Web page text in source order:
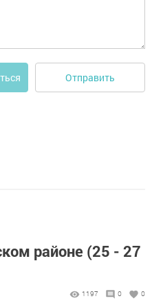
Отправить
районе (25 - 27
1197 0 0